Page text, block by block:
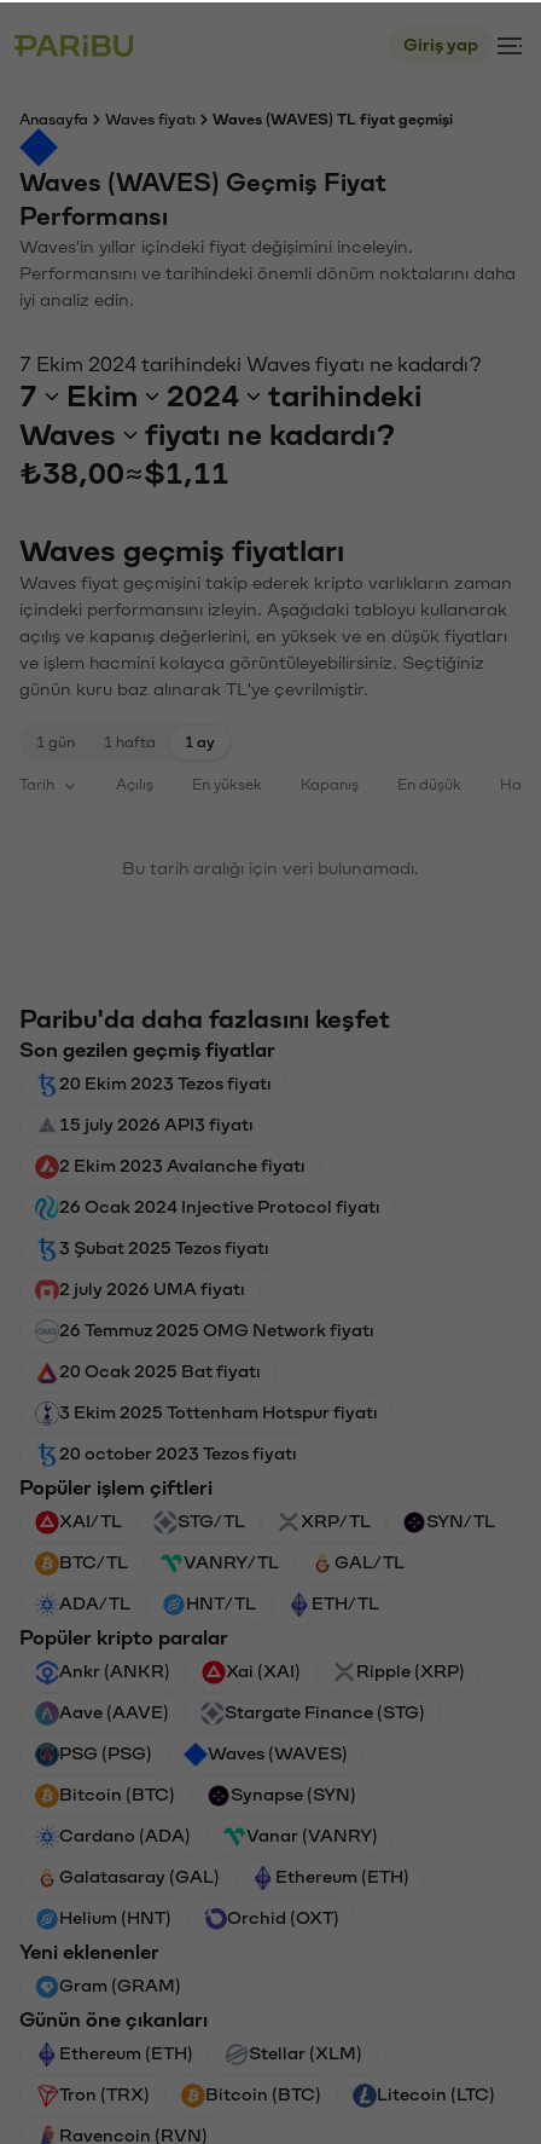
Giriş yap
Anasayfa Waves fiyatı Waves (WAVES) TL fiyat geçmişi
Waves (WAVES) Geçmiş Fiyat
Performansı
Waves'in yıllar içindeki fiyat değişimini inceleyin.
Performansını ve tarihindeki önemli dönüm noktalarını daha
iyi analiz edin.
7 Ekim 2024 tarihindeki Waves fiyatı ne kadardı?
7 Ekim 2024
tarihindeki
Waves
fiyatı ne kadardı?
₺38,00≈$1,11
Waves geçmiş fiyatları
Waves fiyat geçmişini takip ederek kripto varlıkların zaman
içindeki performansını izleyin. Aşağıdaki tabloyu kullanarak
açılış ve kapanış değerlerini, en yüksek ve en düşük fiyatları
ve işlem hacmini kolayca görüntüleyebilirsiniz. Seçtiğiniz
günün kuru baz alınarak TL'ye çevrilmiştir.
1 gün 1 hafta 1 ay
Tarih Açılış En yüksek Kapanış En düşük
Bu tarih aralığı için veri bulunamadı.
Paribu'da daha fazlasını keşfet
Son gezilen geçmiş fiyatlar
20 Ekim 2023 Tezos fiyatı
15 july 2026 API3 fiyatı
2 Ekim 2023 Avalanche fiyatı
26 Ocak 2024 Injective Protocol fiyatı
3 Şubat 2025 Tezos fiyatı
2 july 2026 UMA fiyatı
26 Temmuz 2025 OMG Network fiyatı
20 Ocak 2025 Bat fiyatı
3 Ekim 2025 Tottenham Hotspur fiyatı
20 october 2023 Tezos fiyatı
Popüler işlem çiftleri
XAI/TL STG/TL XRP/TL SYN/TL
BTC/TL VANRY/TL GAL/TL
ADA/TL HNT/TL ETH/TL
Popüler kripto paralar
Ankr (ANKR) Xai (XAI) Ripple (XRP)
Aave (AAVE) Stargate Finance (STG)
PSG (PSG) Waves (WAVES)
Bitcoin (BTC) Synapse (SYN)
Cardano (ADA) Vanar (VANRY)
Galatasaray (GAL) Ethereum (ETH)
Helium (HNT) Orchid (OXT)
Yeni eklenenler
Gram (GRAM)
Günün öne çıkanları
Ethereum (ETH) Stellar (XLM)
Tron (TRX) Bitcoin (BTC) Litecoin (LTC)
Ravencoin (RVN)